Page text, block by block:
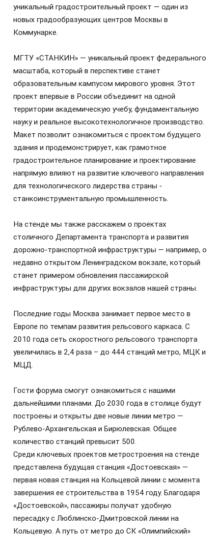
уникальный градостроительный проект — один из
новых градообразующих центров Москвы в
Коммунарке.
МГТУ «СТАНКИН» — уникальный проект федерального
масштаба, который в перспективе станет
образовательным кампусом мирового уровня. Этот
проект впервые в России объединит на одной
территории академическую учебу, фундаментальную
науку и реальное высокотехнологичное производство.
Макет позволит ознакомиться с проектом будущего
здания и продемонстрирует, как грамотное
градостроительное планирование и проектирование
напрямую влияют на развитие ключевого направления
для технологического лидерства страны -
станкоинструментальную промышленность.
На стенде мы также расскажем о проектах
столичного Департамента транспорта и развития
дорожно-транспортной инфраструктуры — например, о
недавно открытом Ленинградском вокзале, который
станет примером обновления пассажирской
инфраструктуры для других вокзалов нашей страны.
Последние годы Москва занимает первое место в
Европе по темпам развития рельсового каркаса. С
2010 года сеть скоростного рельсового транспорта
увеличилась в 2,4 раза – до 444 станций метро, МЦК и
МЦД.
Гости форума смогут ознакомиться с нашими
дальнейшими планами. До 2030 года в столице будут
построены и открыты две новые линии метро —
Рублево-Архангельская и Бирюлевская. Общее
количество станций превысит 500.
Среди ключевых проектов метростроения на стенде
представлена будущая станция «Достоевская» —
первая новая станция на Кольцевой линии с момента
завершения ее строительства в 1954 году. Благодаря
«Достоевской», пассажиры получат удобную
пересадку с Люблинско-Дмитровской линии на
Кольцевую. А путь от метро до СК «Олимпийский»